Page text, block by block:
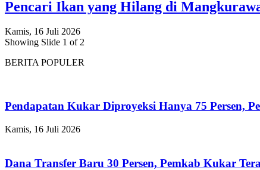
Pencari Ikan yang Hilang di
Kamis, 16 Juli 2026
Showing Slide 1 of 2
BERITA POPULER
Pendapatan Kukar Diproyeksi Hanya 75 Persen,
Kamis, 16 Juli 2026
Dana Transfer Baru 30 Persen, Pemkab Kukar